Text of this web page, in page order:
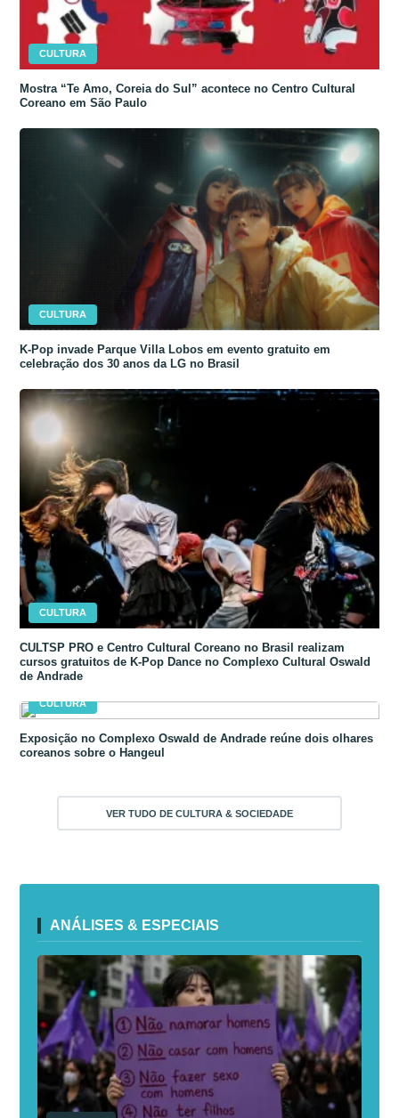
CULTURA
Mostra “Te Amo, Coreia do Sul” acontece no Centro Cultural
Coreano em São Paulo
CULTURA
K-Pop invade Parque Villa Lobos em evento gratuito em
celebração dos 30 anos da LG no Brasil
CULTURA
CULTSP PRO e Centro Cultural Coreano no Brasil realizam
cursos gratuitos de K-Pop Dance no Complexo Cultural Oswald
de Andrade
CULTURA
Exposição no Complexo Oswald de Andrade reúne dois olhares
coreanos sobre o Hangeul
VER TUDO DE CULTURA & SOCIEDADE
ANÁLISES & ESPECIAIS